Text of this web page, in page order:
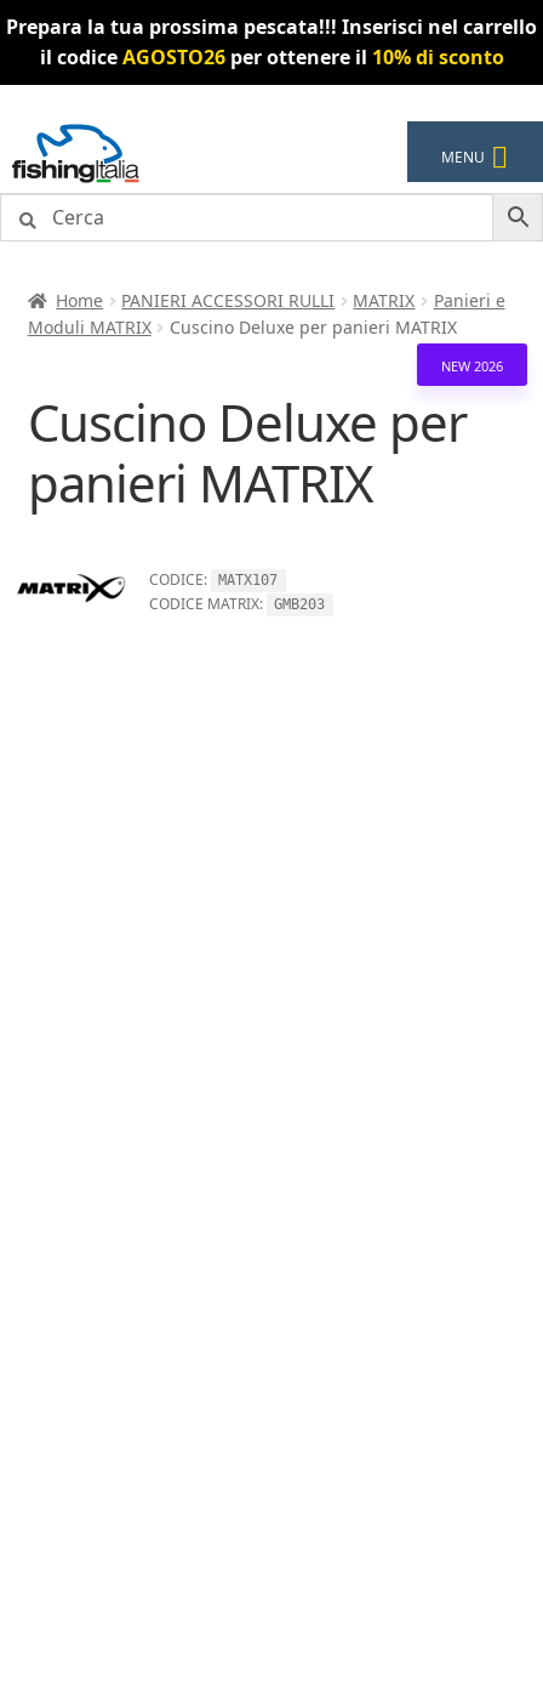
Prepara la tua prossima pescata!!! Inserisci nel carrello
il codiceAGOSTO26per ottenere il 10% di sconto
alla
navigazione
al
contenuto
MENU
Home PANIERI ACCESSORI RULLI MATRIX
Panieri e
Moduli MATRIX
Cuscino Deluxe per panieri MATRIX
NEW 2026
Cuscino Deluxe per
panieri MATRIX
CODICE: MATX107
CODICE MATRIX: GMB203